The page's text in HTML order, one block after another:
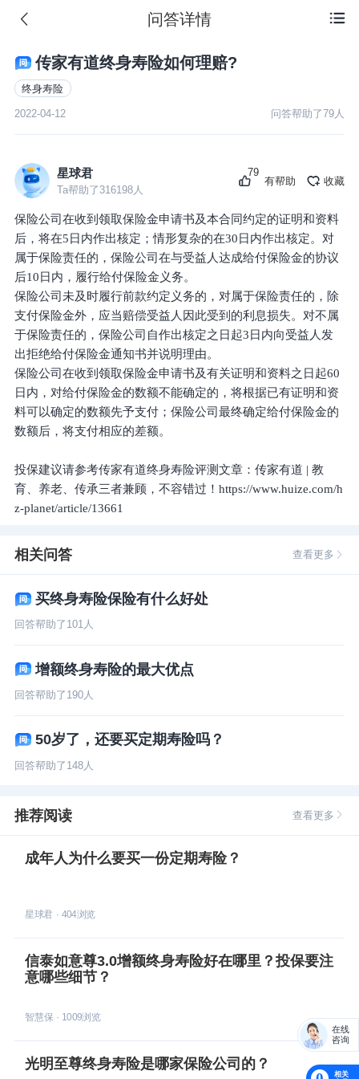
 问答详情
传家有道终身寿险如何理赔?
终身寿险
2022-04-12 问答帮助了79人
星球君
Ta帮助了 316198人
79
有帮助 收藏
保险公司在收到领取保险金申请书及本合同约定的证明和资料
后，将在5日内作出核定；情形复杂的在30日内作出核定。对
属于保险责任的，保险公司在与受益人达成给付保险金的协议
后10日内，履行给付保险金义务。
保险公司未及时履行前款约定义务的，对属于保险责任的，除
支付保险金外，应当赔偿受益人因此受到的利息损失。对不属
于保险责任的，保险公司自作出核定之日起3日内向受益人发
出拒绝给付保险金通知书并说明理由。
保险公司在收到领取保险金申请书及有关证明和资料之日起60
日内，对给付保险金的数额不能确定的，将根据已有证明和资
料可以确定的数额先予支付；保险公司最终确定给付保险金的
数额后，将支付相应的差额。
投保建议请参考传家有道终身寿险评测文章：传家有道 | 教
育、养老、传承三者兼顾，不容错过！https://www.huize.com/h
z-planet/article/13661
相关问答 查看更多
买终身寿险保险有什么好处
回答帮助了 101人
增额终身寿险的最大优点
回答帮助了 190人
50岁了，还要买定期寿险吗？
回答帮助了 148人
推荐阅读 查看更多
成年人为什么要买一份定期寿险？
星球君 · 404浏览
信泰如意尊3.0增额终身寿险好在哪里？投保要注
意哪些细节？
智慧保 · 1009浏览
光明至尊终身寿险是哪家保险公司的？
相关
在线
咨询